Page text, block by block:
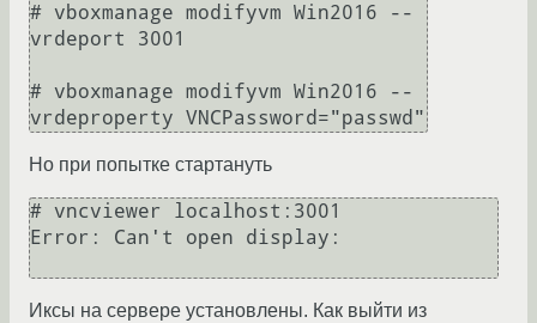
# vboxmanage modifyvm Win2016 --
vrdeport 3001
# vboxmanage modifyvm Win2016 --
Но при попытке стартануть
# vncviewer localhost:3001
Error: Can't open display:
Иксы на сервере установлены. Как выйти из